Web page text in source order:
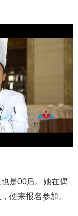
是00后。她在偶
便来报名参加。